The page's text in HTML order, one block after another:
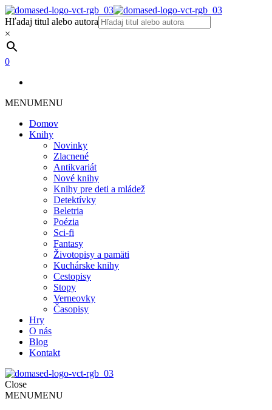
Hľadaj titul alebo autora
×
0
MENUMENU
Domov
Knihy
Novinky
Zlacnené
Antikvariát
Nové knihy
Knihy pre deti a mládež
Detektívky
Beletria
Poézia
Sci-fi
Fantasy
Životopisy a pamäti
Kuchárske knihy
Cestopisy
Stopy
Verneovky
Časopisy
Hry
O nás
Blog
Kontakt
Close
MENUMENU